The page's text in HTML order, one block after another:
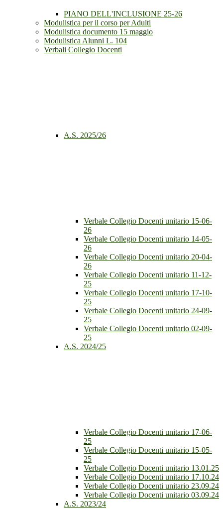
PIANO DELL'INCLUSIONE 25-26
Modulistica per il corso per Adulti
Modulistica documento 15 maggio
Modulistica Alunni L. 104
Verbali Collegio Docenti
A.S. 2025/26
Verbale Collegio Docenti unitario 15-06-
26
Verbale Collegio Docenti unitario 14-05-
26
Verbale Collegio Docenti unitario 20-04-
26
Verbale Collegio Docenti unitario 11-12-
25
Verbale Collegio Docenti unitario 17-10-
25
Verbale Collegio Docenti unitario 24-09-
25
Verbale Collegio Docenti unitario 02-09-
25
A.S. 2024/25
Verbale Collegio Docenti unitario 17-06-
25
Verbale Collegio Docenti unitario 15-05-
25
Verbale Collegio Docenti unitario 13.01.25
Verbale Collegio Docenti unitario 17.10.24
Verbale Collegio Docenti unitario 23.09.24
Verbale Collegio Docenti unitario 03.09.24
A.S. 2023/24